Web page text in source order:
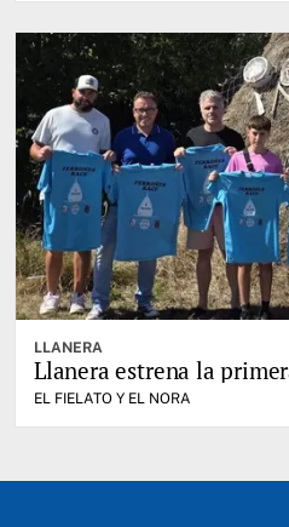
LLANERA
Llanera estrena la
EL FIELATO Y EL NORA